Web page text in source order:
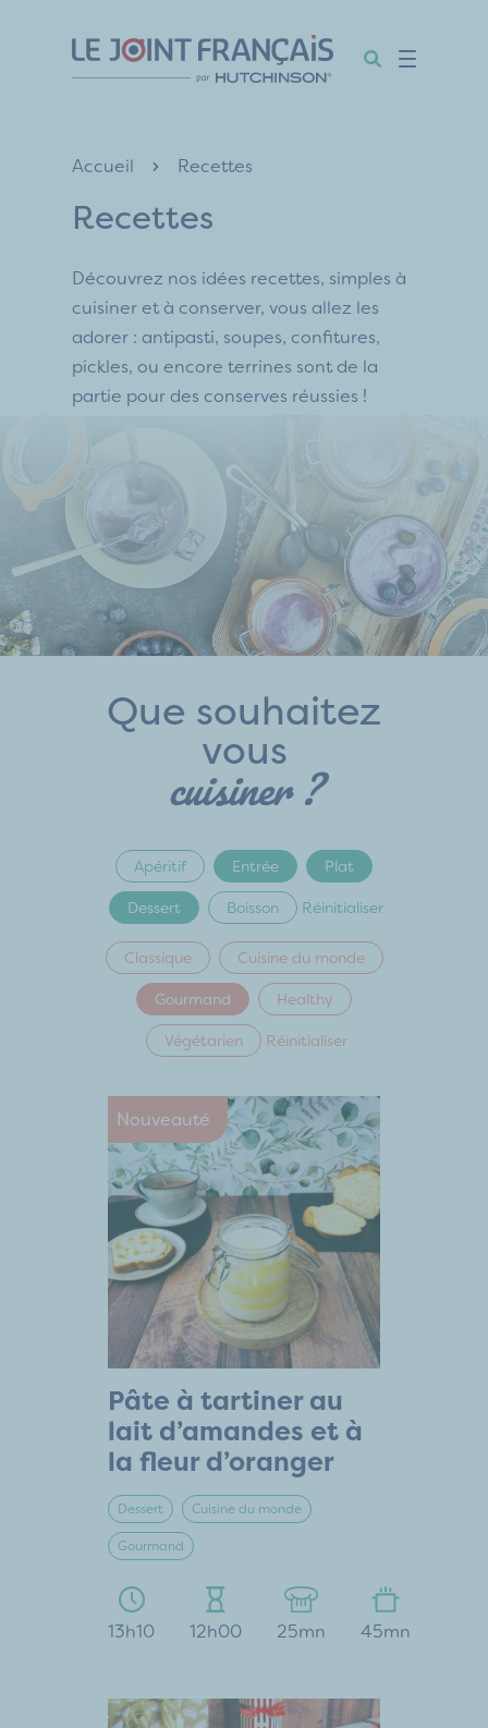
Accueil Recettes
Recettes
Découvrez nos idées recettes, simples à
cuisiner et à conserver, vous allez les
adorer : antipasti, soupes, confitures,
pickles, ou encore terrines sont de la
partie pour des conserves réussies !
Que souhaitez
vous
cuisiner ?
Apéritif Entrée Plat
Dessert Boisson Réinitialiser
Classique Cuisine du monde
Gourmand Healthy
Végétarien Réinitialiser
Nouveauté
Pâte à tartiner au
lait d’amandes et à
la fleur d’oranger
Dessert Cuisine du monde
Gourmand
13h10 12h00 25mn 45mn